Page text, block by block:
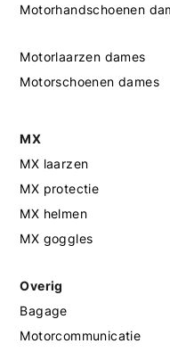
Motorhandschoenen
Motorlaarzen dames
Motorschoenen dames
MX
MX laarzen
MX protectie
MX helmen
MX goggles
Overig
Bagage
Motorcommunicatie